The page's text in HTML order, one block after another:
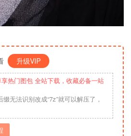
升级VIP
热门图包 全站下载，收藏必备一站
无法识别改成“7z”就可以解压了，